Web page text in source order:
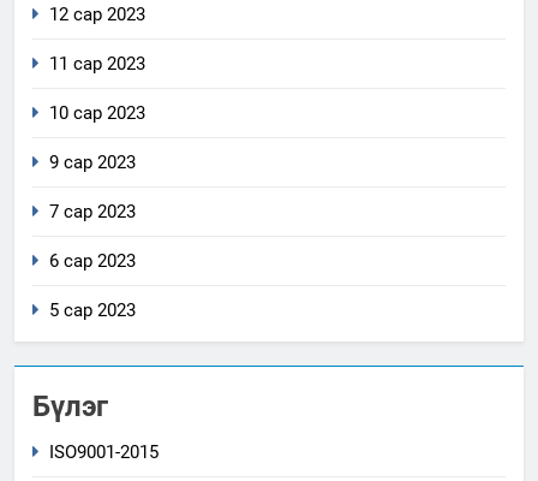
12 сар 2023
11 сар 2023
10 сар 2023
9 сар 2023
7 сар 2023
6 сар 2023
5 сар 2023
Бүлэг
ISO9001-2015